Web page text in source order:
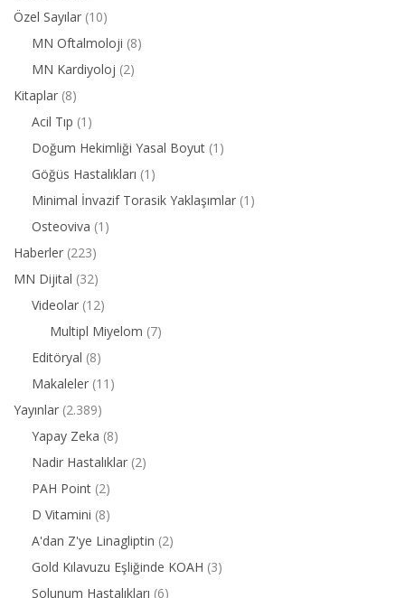
Özel Sayılar (10)
MN Oftalmoloji (8)
MN Kardiyoloj (2)
Kitaplar (8)
Acil Tıp (1)
Doğum Hekimliği Yasal Boyut (1)
Göğüs Hastalıkları (1)
Minimal İnvazif Torasik Yaklaşımlar (1)
Osteoviva (1)
Haberler (223)
MN Dijital (32)
Videolar (12)
Multipl Miyelom (7)
Editöryal (8)
Makaleler (11)
Yayınlar (2.389)
Yapay Zeka (8)
Nadir Hastalıklar (2)
PAH Point (2)
D Vitamini (8)
A'dan Z'ye Linagliptin (2)
Gold Kılavuzu Eşliğinde KOAH (3)
Solunum Hastalıkları (6)